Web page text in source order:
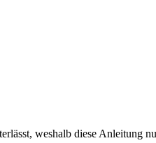
weshalb diese Anleitung